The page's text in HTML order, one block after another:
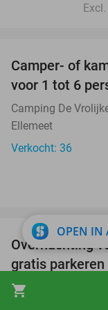
shopping_cart
Camper- of
voor 1 tot 6
Camping De
Ellemeet
Verkocht: 36
Overnachting
gratis parkeren
Valkenburg
OPEN IN